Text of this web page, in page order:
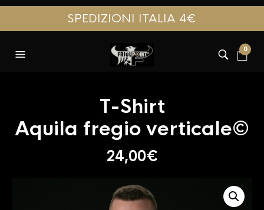
SPEDIZIONI ITALIA 4€
0
T-Shirt
Aquila fregio verticale©
24,00€